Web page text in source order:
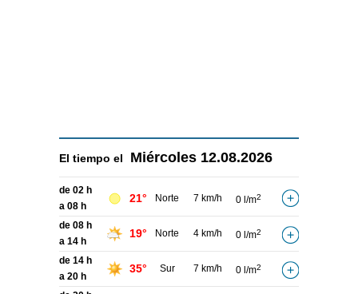
El tiempo el Miércoles 12.08.2026
de 02 h
a 08 h
21° Norte 7 km/h 0 l/m2
de 08 h
a 14 h
19° Norte 4 km/h 0 l/m2
de 14 h
a 20 h
35° Sur 7 km/h 0 l/m2